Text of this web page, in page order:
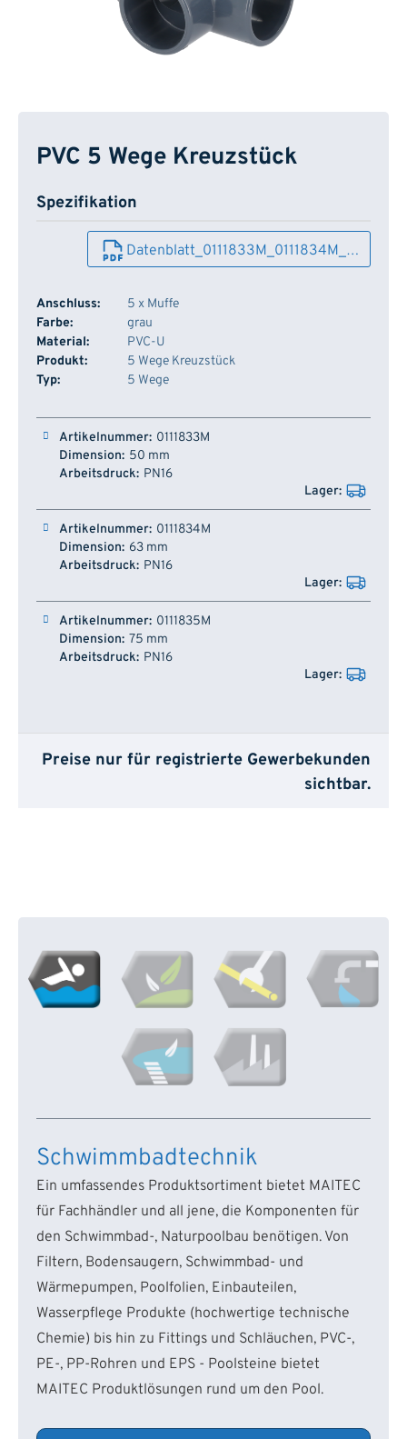
PVC 5 Wege Kreuzstück
Spezifikation
Datenblatt_0111833M_0111834M_…
Anschluss:
5 x Muffe
Farbe:
grau
Material:
PVC-U
Produkt:
5 Wege Kreuzstück
Typ:
5 Wege
Artikelnummer Dimension
0111833M
50 mm
PN16
0111834M
63 mm
PN16
0111835M
75 mm
PN16
Preise nur für registrierte Gewerbekunden
sichtbar.
Schwimmbadtechnik
Ein umfassendes Produktsortiment bietet MAITEC
für Fachhändler und all jene, die Komponenten für
den Schwimmbad-, Naturpoolbau benötigen. Von
Filtern, Bodensaugern, Schwimmbad- und
Wärmepumpen, Poolfolien, Einbauteilen,
Wasserpflege Produkte (hochwertige technische
Chemie) bis hin zu Fittings und Schläuchen, PVC-,
PE-, PP-Rohren und EPS - Poolsteine bietet
MAITEC Produktlösungen rund um den Pool.